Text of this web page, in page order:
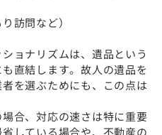
訪問など）
ョナリズムは、遺品という
直結します。故人の遺品を
を選ぶためにも、この点は
合、対応の速さは特に重要
している場合や、不動産の